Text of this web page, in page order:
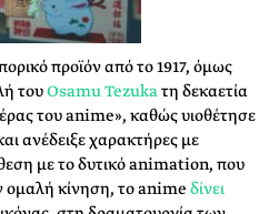
προϊόν από το 1917, όμως
τουOsamu Tezukaτη δεκαετία
του anime», καθώς υιοθέτησε
ανέδειξε χαρακτήρες με
με το δυτικό animation, που
ομαλή κίνηση, το anime δίνει